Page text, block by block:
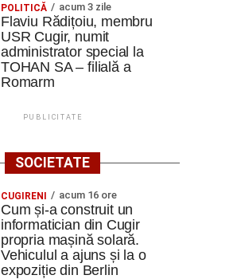
POLITICĂ acum 3 zile
Flaviu Rădițoiu, membru
USR Cugir, numit
administrator special la
TOHAN SA – filială a
Romarm
PUBLICITATE
SOCIETATE
CUGIRENI acum 16 ore
Cum și-a construit un
informatician din Cugir
propria mașină solară.
Vehiculul a ajuns și la o
expoziție din Berlin